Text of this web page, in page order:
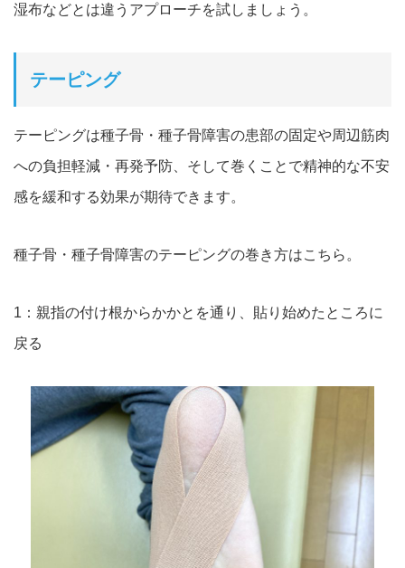
湿布などとは違うアプローチを試しましょう。
テーピング
テーピングは種子骨・種子骨障害の患部の固定や周辺筋肉
への負担軽減・再発予防、そして巻くことで精神的な不安
感を緩和する効果が期待できます。
種子骨・種子骨障害のテーピングの巻き方はこちら。
1：親指の付け根からかかとを通り、貼り始めたところに
戻る